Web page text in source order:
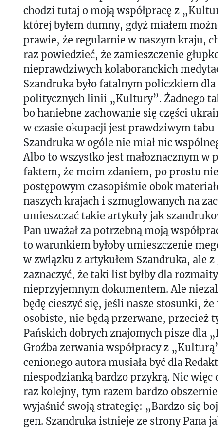
chodzi tutaj o moją współpracę z
której byłem dumny, gdyż miałem
prawie, że regularnie w naszym kraju,
raz powiedzieć, że zamieszczenie
nieprawdziwych kolaboranckich
Szandruka było fatalnym policzkiem dla
politycznych linii „Kultury”. Żadnego
bo haniebne zachowanie się części
w czasie okupacji jest prawdziwym tabu
Szandruka w ogóle nie miał nic
Albo to wszystko jest małoznacznym w
faktem, że moim zdaniem, po prostu
postępowym czasopiśmie obok
naszych krajach i szmuglowanych na
umieszczać takie artykuły jak
Pan uważał za potrzebną moją
to warunkiem byłoby umieszczenie
w związku z artykułem Szandruka, ale
zaznaczyć, że taki list byłby dla
nieprzyjemnym dokumentem. Ale
będę cieszyć się, jeśli nasze stosunki,
osobiste, nie będą przerwane, przecież
Pańskich dobrych znajomych pisze dla
Groźba zerwania współpracy z
cenionego autora musiała być dla
niespodzianką bardzo przykrą. Nic więc
raz kolejny, tym razem bardzo
wyjaśnić swoją strategię: „Bardzo się
gen. Szandruka istnieje ze strony Pana